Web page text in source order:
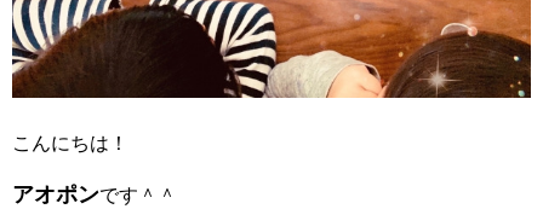
こんにちは！
アオポンです＾＾